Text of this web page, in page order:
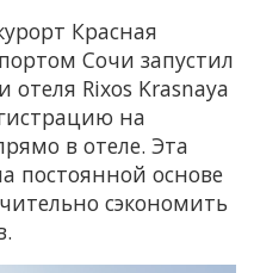
Красная
Сочи запустил
отеля Rixos Krasnaya
на
в отеле. Эта
постоянной основе
сэкономить